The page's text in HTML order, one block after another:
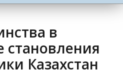
в
становления
Казахстан